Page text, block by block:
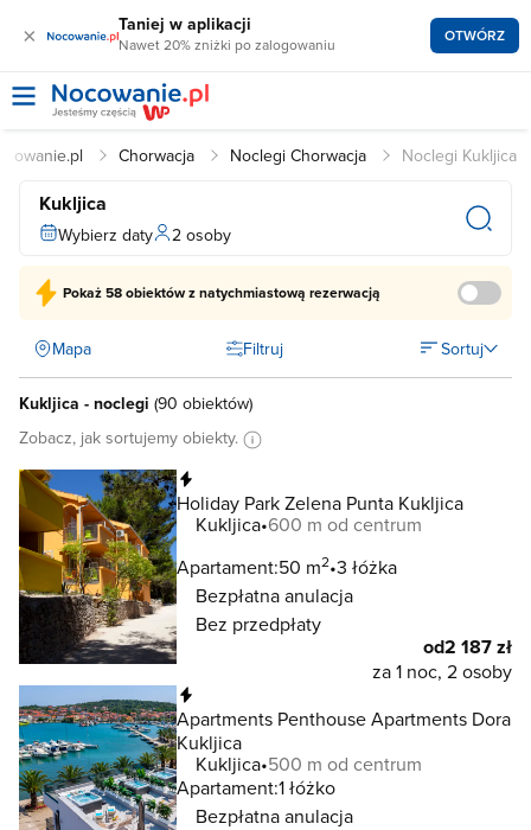
× Taniej w aplikacji
Nawet 20% zniżki po zalogowaniu OTWÓRZ
Chorwacja Noclegi Chorwacja Noclegi Kukljica
Kukljica
Wybierz daty 2 osoby
Pokaż58 obiektówz natychmiastową rezerwacją
Mapa Filtruj Sortuj
Kukljica - noclegi (90 obiektów)
Zobacz, jak sortujemy obiekty.
Holiday Park Zelena Punta Kukljica
Kukljica 600 m od centrum
Apartament:50 m2 3 łóżka
Bezpłatna anulacja
Bez przedpłaty
od2 187 zł
za 1 noc, 2 osoby
Apartments Penthouse Apartments Dora
Kukljica
Kukljica 500 m od centrum
Apartament:1 łóżko
Bezpłatna anulacja